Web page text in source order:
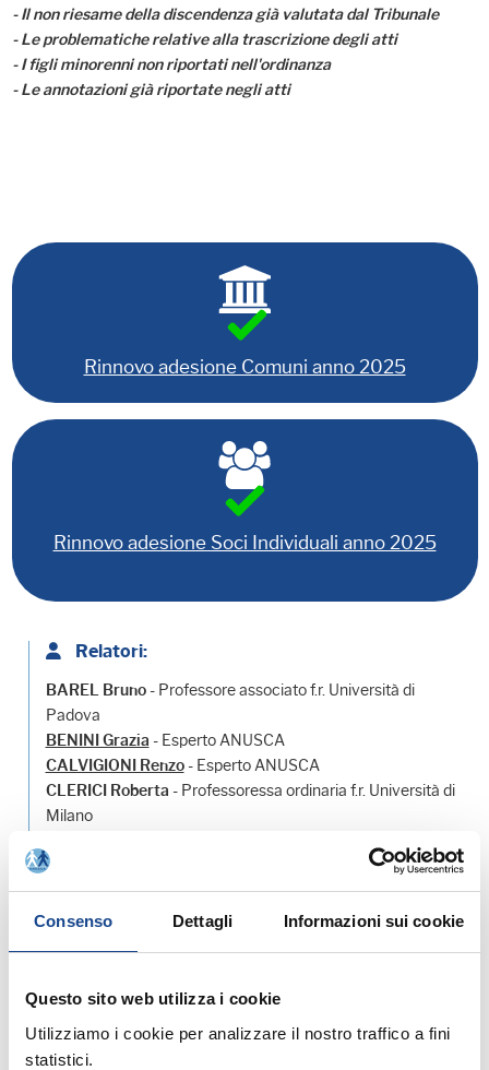
Consenso Dettagli Informazioni sui cookie
Questo sito web utilizza i cookie
Utilizziamo i cookie per analizzare il nostro traffico a fini
statistici.
- Il non riesame della discendenza già valutata dal Tribunale
- Le problematiche relative alla trascrizione degli atti
- I figli minorenni non riportati nell'ordinanza
- Le annotazioni già riportate negli atti
Rinnovo adesione Comuni anno 2025
Rinnovo adesione Soci Individuali anno 2025
Relatori:
BAREL Bruno- Professore associato f.r. Università di
Padova
BENINI Grazia - Esperto ANUSCA
CALVIGIONI Renzo- Esperto ANUSCA
CLERICI Roberta - Professoressa ordinaria f.r. Università di
Milano
VANIN Omar
- Professore a contratto Università di
Padova